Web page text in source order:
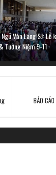
Văn Lang SJ: Lễ
Tưởng Niệm 9-11
BÁO